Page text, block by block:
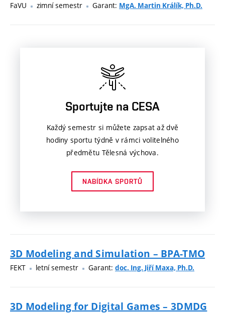
FaVU zimní semestr Garant: MgA. Martin Králík, Ph.D.
Sportujte na CESA
Každý semestr si můžete zapsat až dvě
hodiny sportu týdně v rámci volitelného
předmětu Tělesná výchova.
NABÍDKA SPORTŮ
3D Modeling and Simulation – BPA-TMO
FEKT letní semestr Garant: doc. Ing. Jiří Maxa, Ph.D.
3D Modeling for Digital Games – 3DMDG